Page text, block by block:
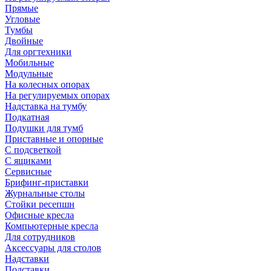
Прямые
Угловые
Тумбы
Двойные
Для оргтехники
Мобильные
Модульные
На колесных опорах
На регулируемых опорах
Надставка на тумбу
Подкатная
Подушки для тумб
Приставные и опорные
С подсветкой
С ящиками
Сервисные
Брифинг-приставки
Журнальные столы
Стойки ресепшн
Офисные кресла
Компьютерные кресла
Для сотрудников
Аксессуары для столов
Надставки